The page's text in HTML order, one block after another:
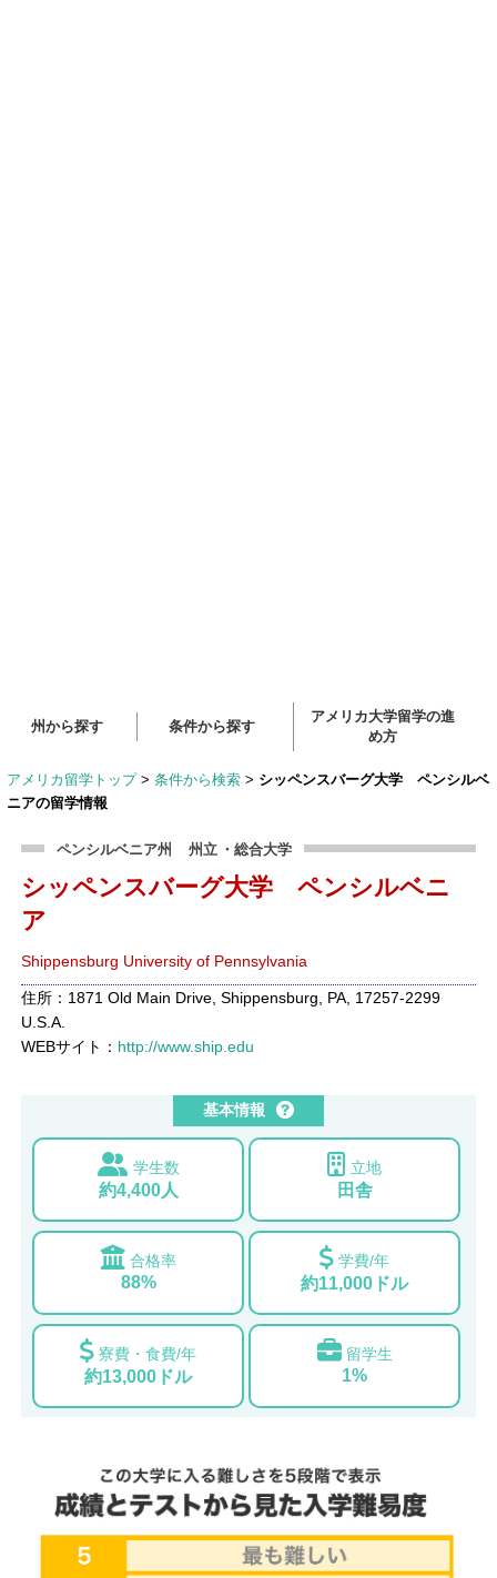
州から探す 条件から探す
アメリカ大学留学の進
め方
アメリカ留学トップ > 条件から検索 > シッペンスバーグ大学 ペンシルベ
ニアの留学情報
ペンシルベニア州 州立 ・総合大学
シッペンスバーグ大学 ペンシルベニ
ア
Shippensburg University of Pennsylvania
住所：1871 Old Main Drive, Shippensburg, PA, 17257-2299
U.S.A.
WEBサイト： http://www.ship.edu
基本情報
学生数
約4,400人
立地
田舎
合格率
88%
学費/年
約11,000ドル
寮費・食費/年
約13,000ドル
留学生
1%